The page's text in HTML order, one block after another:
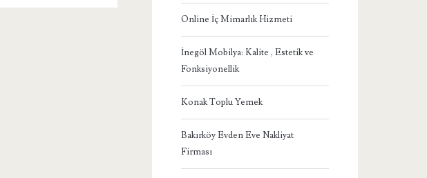
Online İç Mimarlık Hizmeti
İnegöl Mobilya: Kalite , Estetik ve
Fonksiyonellik
Konak Toplu Yemek
Bakırköy Evden Eve Nakliyat
Firması